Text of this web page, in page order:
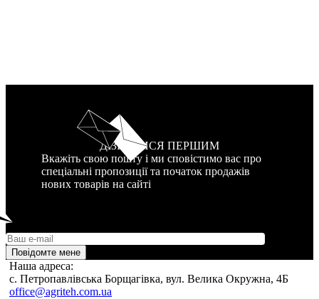
ДІЗНАТИСЯ ПЕРШИМ
Вкажіть свою пошту і ми сповістимо вас про
спеціальні пропозиції та початок продажів
нових товарів на сайті
Повідомте мене
Наша адреса:
c. Петропавлівська Борщагівка, вул. Велика Окружна, 4Б
office@agriteh.com.ua